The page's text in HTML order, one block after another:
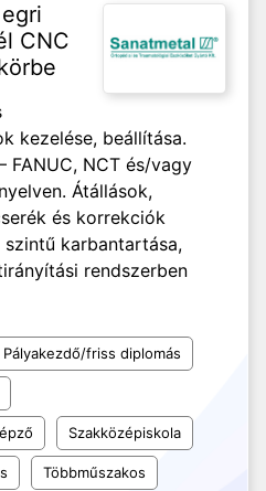
CNC
kezelése, beállítása.
FANUC, NCT és/vagy
Átállások,
és korrekciók
karbantartása,
rendszerben
Pályakezdő/friss diplomás
Szakközépiskola
Többműszakos